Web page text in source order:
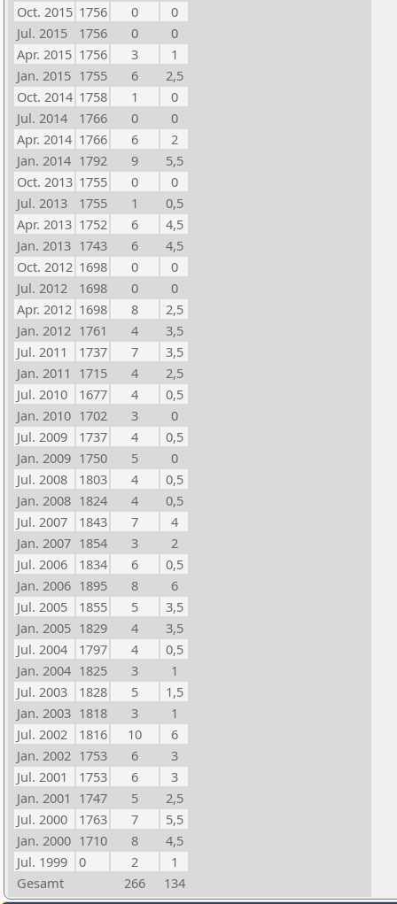
Oct. 2015 1756 0
0
Jul. 2015
1756 0
0
Apr. 2015 1756 3
1
Jan. 2015 1755 6
2,5
Oct. 2014 1758 1
0
Jul. 2014
1766 0
0
Apr. 2014 1766 6
2
Jan. 2014 1792 9
5,5
Oct. 2013 1755 0
0
Jul. 2013
1755 1
0,5
Apr. 2013 1752 6
4,5
Jan. 2013 1743 6
4,5
Oct. 2012 1698 0
0
Jul. 2012
1698 0
0
Apr. 2012 1698 8
2,5
Jan. 2012 1761 4
3,5
Jul. 2011
1737 7
3,5
Jan. 2011 1715 4
2,5
Jul. 2010
1677 4
0,5
Jan. 2010 1702 3
0
Jul. 2009
1737 4
0,5
Jan. 2009 1750 5
0
Jul. 2008
1803 4
0,5
Jan. 2008 1824 4
0,5
Jul. 2007
1843 7
4
Jan. 2007 1854 3
2
Jul. 2006
1834 6
0,5
Jan. 2006 1895 8
6
Jul. 2005
1855 5
3,5
Jan. 2005 1829 4
3,5
Jul. 2004
1797 4
0,5
Jan. 2004 1825 3
1
Jul. 2003
1828 5
1,5
Jan. 2003 1818 3
1
Jul. 2002
1816 10
6
Jan. 2002 1753 6
3
Jul. 2001
1753 6
3
Jan. 2001 1747 5
2,5
Jul. 2000
1763 7
5,5
Jan. 2000 1710 8
4,5
Jul. 1999
0 2
1
Gesamt
266 134